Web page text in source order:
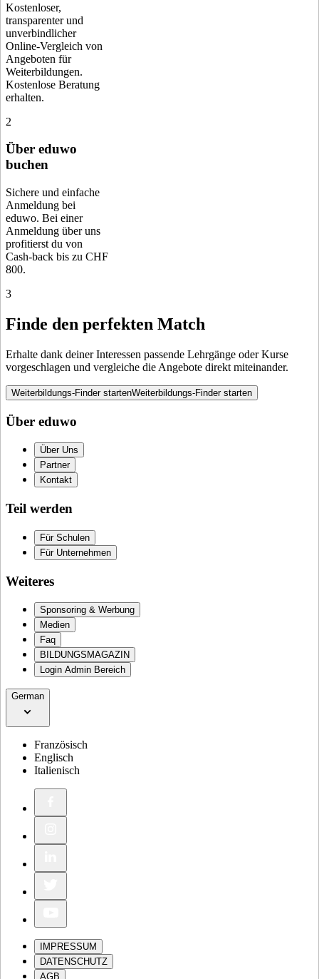
Kostenloser,
transparenter und
unverbindlicher
Online-Vergleich von
Angeboten für
Weiterbildungen.
Kostenlose Beratung
erhalten.
2
Über eduwo
buchen
Sichere und einfache
Anmeldung bei
eduwo. Bei einer
Anmeldung über uns
profitierst du von
Cash-back bis zu CHF
800.
3
Finde den perfekten Match
Erhalte dank deiner Interessen passende Lehrgänge oder Kurse
vorgeschlagen und vergleiche die Angebote direkt miteinander.
Weiterbildungs-Finder startenWeiterbildungs-Finder starten
Über eduwo
Über Uns
Partner
Kontakt
Teil werden
Für Schulen
Für Unternehmen
Weiteres
Sponsoring & Werbung
Medien
Faq
BILDUNGSMAGAZIN
Login Admin Bereich
German
Französisch
Englisch
Italienisch
IMPRESSUM
DATENSCHUTZ
AGB